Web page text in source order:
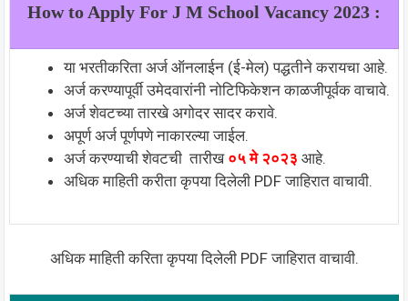
How to Apply For J M School Vacancy 2023 :
या भरतीकरिता अर्ज ऑनलाईन (ई-मेल) पद्धतीने करायचा आहे.
अर्ज करण्यापूर्वी उमेदवारांनी नोटिफिकेशन काळजीपूर्वक वाचावे.
अर्ज शेवटच्या तारखे अगोदर सादर करावे.
अपूर्ण अर्ज पूर्णपणे नाकारल्या जाईल.
अर्ज करण्याची शेवटची तारीख ०५ मे २०२३ आहे.
अधिक माहिती करीता कृपया दिलेली PDF जाहिरात वाचावी.
अधिक माहिती करिता कृपया दिलेली PDF जाहिरात वाचावी.